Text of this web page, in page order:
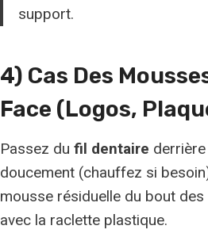
support.
4) Cas Des
Face (logos,
Passez du fil dentaire derrière
doucement (chauffez si
mousse résiduelle du bout
avec la raclette plastique.